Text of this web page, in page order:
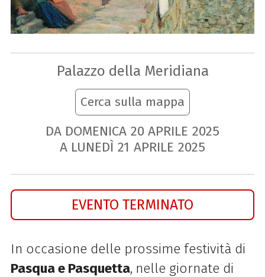
Palazzo della Meridiana
Cerca sulla mappa
DA DOMENICA 20 APRILE 2025
A LUNEDÌ 21 APRILE 2025
EVENTO TERMINATO
In occasione delle prossime festività di
Pasqua e Pasquetta, nelle giornate di